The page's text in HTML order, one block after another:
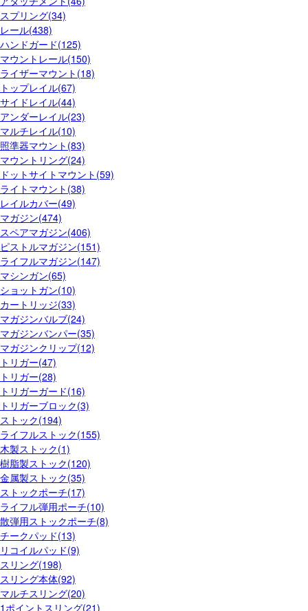
スプリング(34)
レール(438)
ハンドガード(125)
マウントレール(150)
ライザーマウント(18)
トップレイル(67)
サイドレイル(44)
アンダーレイル(23)
マルチレイル(10)
照準器マウント(83)
マウントリング(24)
ドットサイトマウント(59)
ライトマウント(38)
レイルカバー(49)
マガジン(474)
スペアマガジン(406)
ピストルマガジン(151)
ライフルマガジン(147)
マシンガン(65)
ショットガン(10)
カートリッジ(33)
マガジンバルブ(24)
マガジンバンパー(35)
マガジンクリップ(12)
トリガー(47)
トリガー(28)
トリガーガード(16)
トリガーブロック(3)
ストック(194)
ライフルストック(155)
木製ストック(1)
樹脂製ストック(120)
金属製ストック(35)
ストックポーチ(17)
ライフル弾用ポーチ(10)
散弾用ストックポーチ(8)
チークパッド(13)
リコイルパッド(9)
スリング(198)
スリング本体(92)
マルチスリング(20)
1ポイントスリング(21)